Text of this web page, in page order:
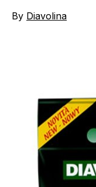
By Diavolina